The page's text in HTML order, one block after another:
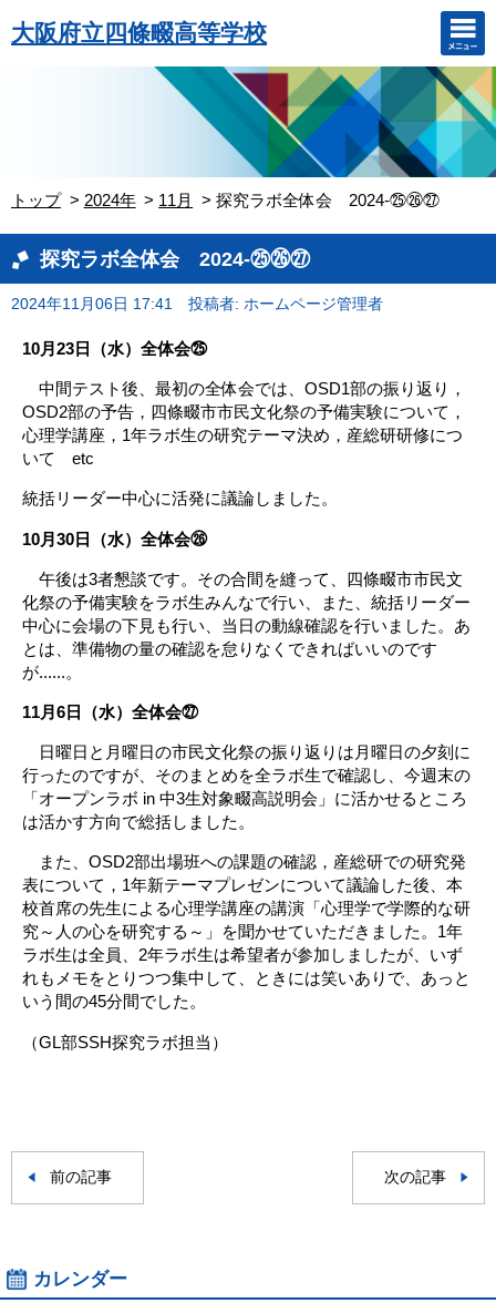
大阪府立四條畷高等学校
トップ 2024年 11月 探究ラボ全体会 2024-㉕㉖㉗
探究ラボ全体会 2024-㉕㉖㉗
2024年11月06日 17:41 投稿者: ホームページ管理者
10月23日（水）全体会㉕
中間テスト後、最初の全体会では、OSD1部の振り返り，
OSD2部の予告，四條畷市市民文化祭の予備実験について，
心理学講座，1年ラボ生の研究テーマ決め，産総研研修につ
いて etc
統括リーダー中心に活発に議論しました。
10月30日（水）全体会㉖
午後は3者懇談です。その合間を縫って、四條畷市市民文
化祭の予備実験をラボ生みんなで行い、また、統括リーダー
中心に会場の下見も行い、当日の動線確認を行いました。あ
とは、準備物の量の確認を怠りなくできればいいのです
が......。
11月6日（水）全体会㉗
日曜日と月曜日の市民文化祭の振り返りは月曜日の夕刻に
行ったのですが、そのまとめを全ラボ生で確認し、今週末の
「オープンラボ in 中3生対象畷高説明会」に活かせるところ
は活かす方向で総括しました。
また、OSD2部出場班への課題の確認，産総研での研究発
表について，1年新テーマプレゼンについて議論した後、本
校首席の先生による心理学講座の講演「心理学で学際的な研
究～人の心を研究する～」を聞かせていただきました。1年
ラボ生は全員、2年ラボ生は希望者が参加しましたが、いず
れもメモをとりつつ集中して、ときには笑いありで、あっと
いう間の45分間でした。
（GL部SSH探究ラボ担当）
前の記事 次の記事
カレンダー